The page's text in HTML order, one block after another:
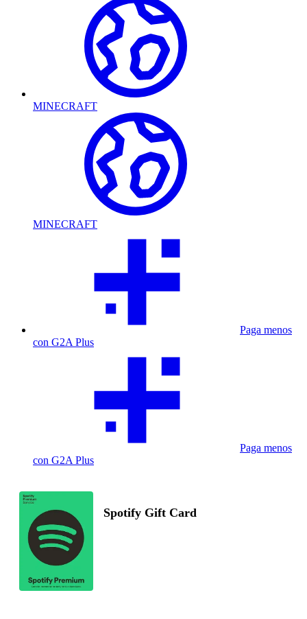
MINECRAFT
MINECRAFT
Paga menos
con G2A Plus
Paga menos
con G2A Plus
Spotify Gift Card